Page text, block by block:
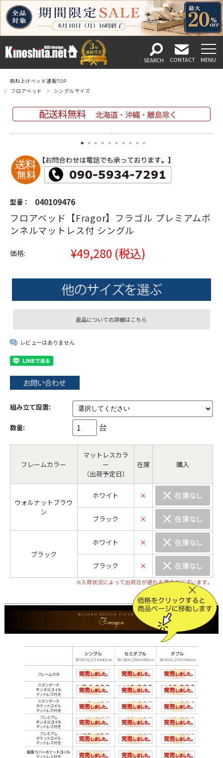
跳ね上げベッド通販TOP
フロアベッド
シングルサイズ
型番： 040109476
フロアベッド【Fragor】フラゴル プレミアムボ
ンネルマットレス付 シングル
価格: ¥49,280 (税込)
返品についての詳細はこちら
レビューはありません
組み立て設置:
数量: 台
フレームカラー
マットレスカラ
ー
（出荷予定日）
在庫 購入
ウォルナットブラウ
ン
ホワイト ×
ブラック ×
ブラック
ホワイト ×
ブラック ×